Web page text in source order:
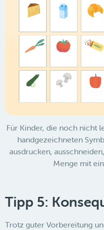
Für Kinder, die noch nicht
handgezeichneten
ausdrucken,
Menge mit
Tipp 5:
Trotz guter Vorbereitung